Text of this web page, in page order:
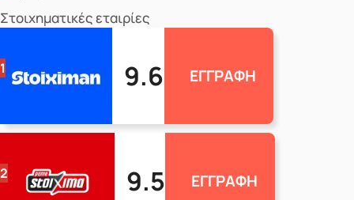
Στοιχηματικές εταιρίες
1 9.6 ΕΓΓΡΑΦΗ
2 9.5 ΕΓΓΡΑΦΗ